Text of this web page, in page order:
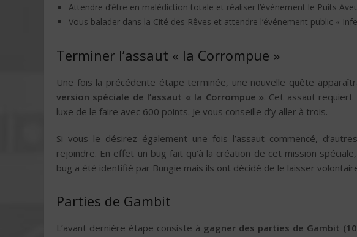
Attendre d’être en malédiction totale et réaliser l’événement le Puits
Vous balader dans la Cité des Rêves et attendre l’événement public «
Terminer l’assaut « la Corrompue »
Une fois la précédente étape terminée, une nouvelle quête
version spéciale de l’assaut « la Corrompue ». Cet assaut
luxe de le faire avec 600 points. Je vous conseille d’y aller à trois.
Si vous le désirez également une fois l’assaut commencé,
rejoindre. En effet un bug fait qu’à la création de cet mission
bug a été identifié par Bungie mais ils ont décidé de le laisser
Parties de Gambit
L’avant dernière étape consiste à gagner des parties de Gambit